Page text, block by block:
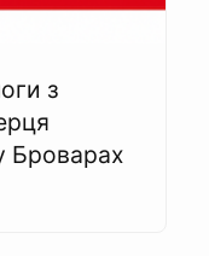
з
Броварах